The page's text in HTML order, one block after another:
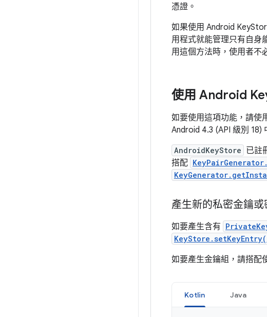
憑證。
如果使用 Android
用程式就能管理只有自身
用這個方法時，使用者不
使用 Android
如要使用這項功能，請使
Android 4.3 (API 級別 18)
AndroidKeyStore 已註
搭配
產生新的私密金鑰或
如要產生含有
如要產生金鑰組，請搭配
Kotlin Java